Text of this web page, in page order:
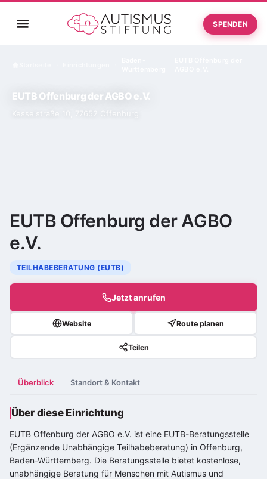
SPENDEN
EUTB Offenburg der AGBO e.V.
Kesselstraße 10, 77652 Offenburg
EUTB Offenburg der AGBO
e.V.
TEILHABEBERATUNG (EUTB)
Jetzt anrufen
Website Route planen
Teilen
Überblick Standort & Kontakt
Über diese Einrichtung
EUTB Offenburg der AGBO e.V. ist eine EUTB-Beratungsstelle
(Ergänzende Unabhängige Teilhabeberatung) in Offenburg,
Baden-Württemberg. Die Beratungsstelle bietet kostenlose,
unabhängige Beratung für Menschen mit Autismus und